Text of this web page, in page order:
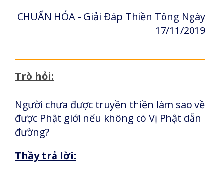
CHUẨN HÓA - Giải Đáp Thiền Tông Ngày
17/11/2019
Trò hỏi:
Người chưa được truyền thiền làm sao về
được Phật giới nếu không có Vị Phật dẫn
đường?
Thầy trả lời: